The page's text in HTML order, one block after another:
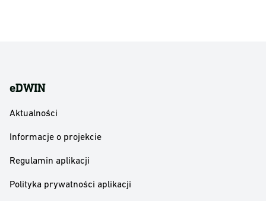
eDWIN
Aktualności
Informacje o projekcie
Regulamin aplikacji
Polityka prywatności aplikacji